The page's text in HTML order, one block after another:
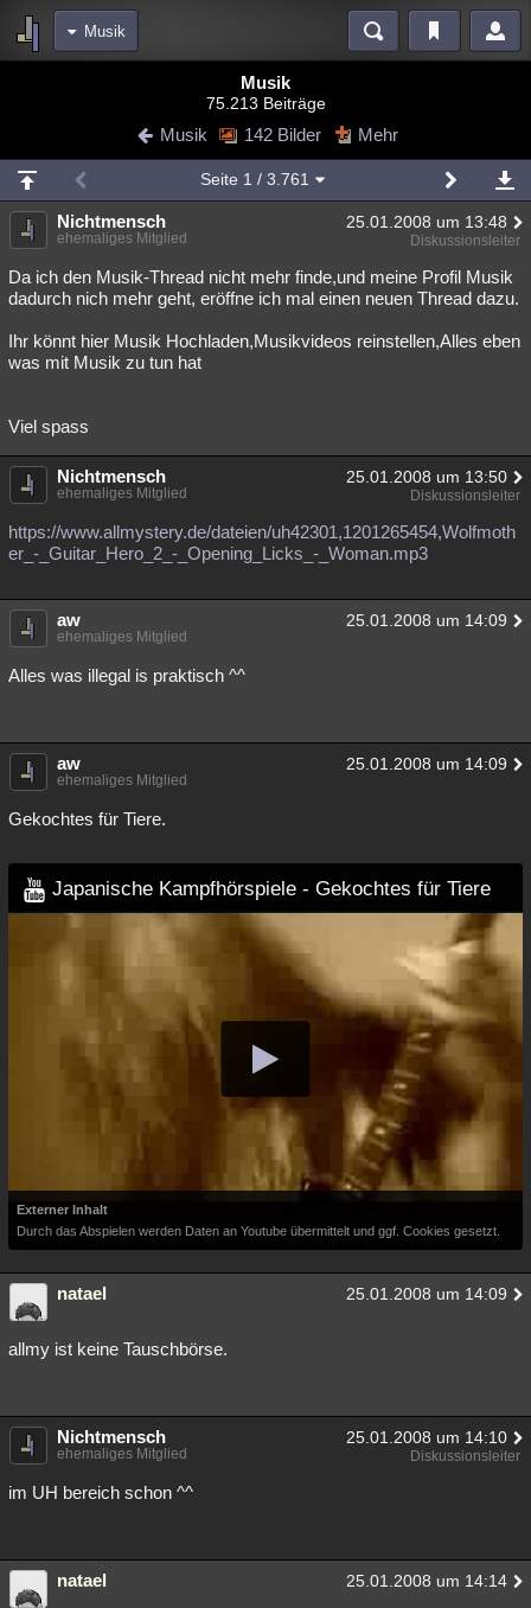
Musik
Blogs Videos
Chat Wiki Neuigkeiten
meine Rubriken
Menschen Wissenschaft Mystery Kriminalfälle
Spiritualität Verschwörungen Technologie Ufologie
weitere Rubriken
Astronomie
Musik Clash Verbesserungen Allmystery English
Besucht Teilgenommen Alle Neue Geschlossen
Lesenswert Schlüsselwörter
Musik
75.213 Beiträge
Musik 142 Bilder Mehr
Seite 1 / 3.761
Nichtmensch 25.01.2008 um 13:48
ehemaliges Mitglied Diskussionsleiter
Da ich den Musik-Thread nicht mehr finde,und meine Profil Musik
dadurch nich mehr geht, eröffne ich mal einen neuen Thread dazu.
Ihr könnt hier Musik Hochladen,Musikvideos reinstellen,Alles eben
was mit Musik zu tun hat
Viel spass
Nichtmensch 25.01.2008 um 13:50
ehemaliges Mitglied Diskussionsleiter
https://www.allmystery.de/dateien/uh42301,1201265454,Wolfmoth
er_-_Guitar_Hero_2_-_Opening_Licks_-_Woman.mp3
aw 25.01.2008 um 14:09
ehemaliges Mitglied
Alles was illegal is praktisch ^^
aw 25.01.2008 um 14:09
ehemaliges Mitglied
Gekochtes für Tiere.
Japanische Kampfhörspiele - Gekochtes für Tiere
Externer Inhalt
Durch das Abspielen werden Daten an Youtube übermittelt und ggf. Cookies gesetzt.
natael 25.01.2008 um 14:09
allmy ist keine Tauschbörse.
Nichtmensch 25.01.2008 um 14:10
ehemaliges Mitglied Diskussionsleiter
im UH bereich schon ^^
natael 25.01.2008 um 14:14